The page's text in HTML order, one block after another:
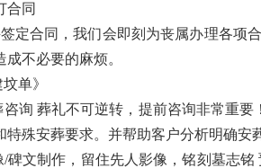
合同
合同，我们会即刻为丧属办理各项
成不必要的麻烦。
单》
葬礼不可逆转，提前咨询非常重要
特殊安葬要求。并帮助客户分析明确安
制作，留住先人影像，铭刻墓志铭